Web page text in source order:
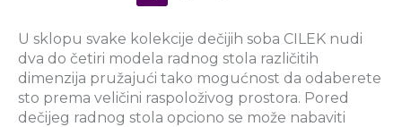
U sklopu svake kolekcije dečijih soba CILEK nudi
dva do četiri modela radnog stola različitih
dimenzija pružajući tako mogućnost da odaberete
sto prema veličini raspoloživog prostora. Pored
dečijeg radnog stola opciono se može nabaviti